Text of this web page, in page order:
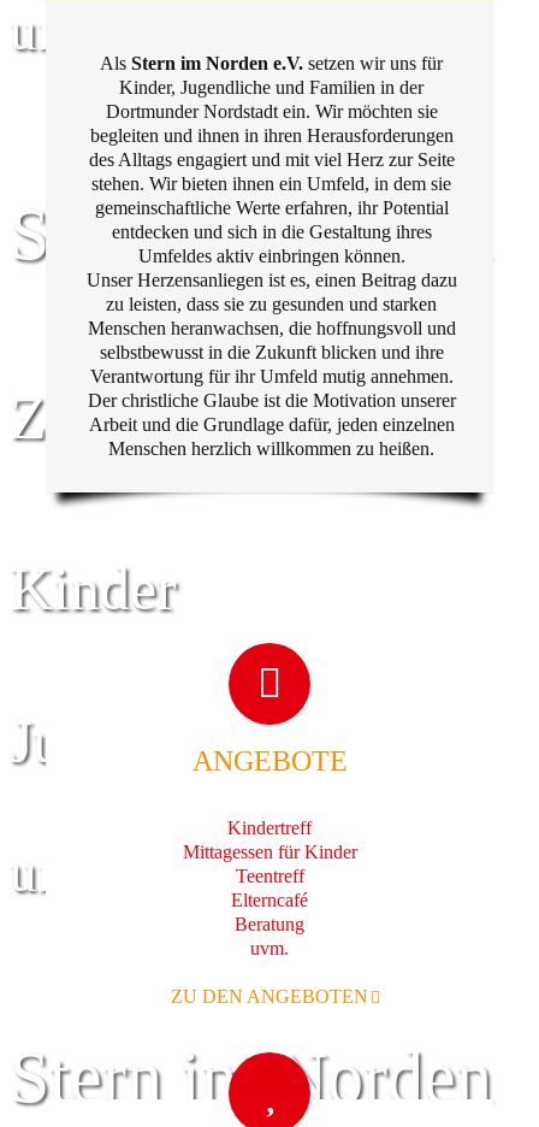
und Familie
Stern im Norden
Zentrum für
Kinder
Jugend
und Familie
Stern im Norden
Als Stern im Norden e.V. setzen wir uns für
Kinder, Jugendliche und Familien in der
Dortmunder Nordstadt ein. Wir möchten sie
begleiten und ihnen in ihren Herausforderungen
des Alltags engagiert und mit viel Herz zur Seite
stehen. Wir bieten ihnen ein Umfeld, in dem sie
gemeinschaftliche Werte erfahren, ihr Potential
entdecken und sich in die Gestaltung ihres
Umfeldes aktiv einbringen können.
Unser Herzensanliegen ist es, einen Beitrag dazu
zu leisten, dass sie zu gesunden und starken
Menschen heranwachsen, die hoffnungsvoll und
selbstbewusst in die Zukunft blicken und ihre
Verantwortung für ihr Umfeld mutig annehmen.
Der christliche Glaube ist die Motivation unserer
Arbeit und die Grundlage dafür, jeden einzelnen
Menschen herzlich willkommen zu heißen.
ANGEBOTE
Kindertreff
Mittagessen für Kinder
Teentreff
Elterncafé
Beratung
uvm.
ZU DEN ANGEBOTEN